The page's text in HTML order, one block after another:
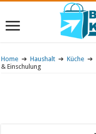
Home ➔ Haushalt ➔ Küche ➔
& Einschulung